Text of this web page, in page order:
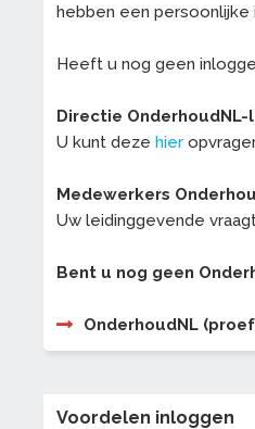
hebben een persoonlijke
Heeft u nog geen
Directie OnderhoudNL-
U kunt deze hier
Medewerkers
Uw leidinggevende
Bent u nog geen
OnderhoudNL
Voordelen inloggen